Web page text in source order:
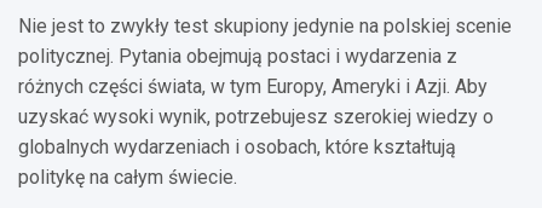
Nie jest to zwykły test skupiony jedynie na polskiej scenie
politycznej. Pytania obejmują postaci i wydarzenia z
różnych części świata, w tym Europy, Ameryki i Azji. Aby
uzyskać wysoki wynik, potrzebujesz szerokiej wiedzy o
globalnych wydarzeniach i osobach, które kształtują
politykę na całym świecie.